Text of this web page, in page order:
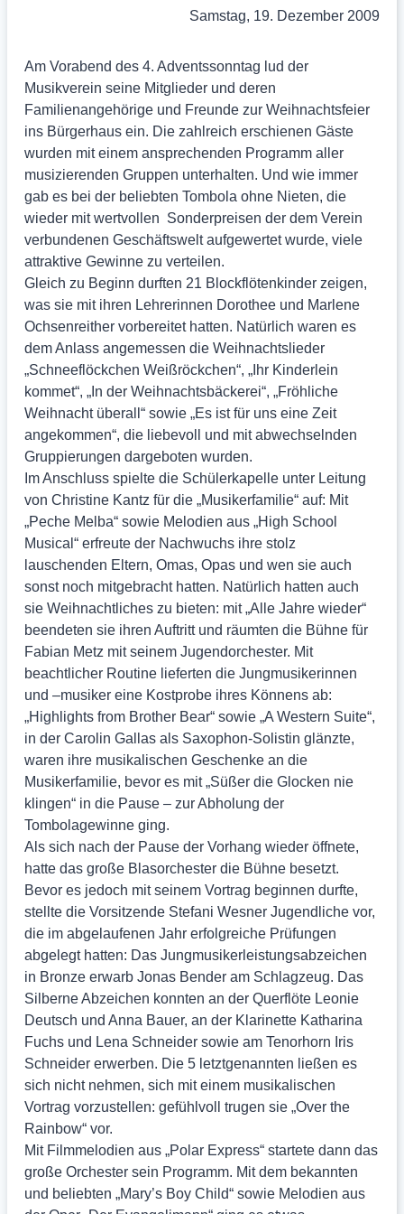
Samstag, 19. Dezember 2009
Am Vorabend des 4. Adventssonntag lud der
Musikverein seine Mitglieder und deren
Familienangehörige und Freunde zur Weihnachtsfeier
ins Bürgerhaus ein. Die zahlreich erschienen Gäste
wurden mit einem ansprechenden Programm aller
musizierenden Gruppen unterhalten. Und wie immer
gab es bei der beliebten Tombola ohne Nieten, die
wieder mit wertvollen Sonderpreisen der dem Verein
verbundenen Geschäftswelt aufgewertet wurde, viele
attraktive Gewinne zu verteilen.
Gleich zu Beginn durften 21 Blockflötenkinder zeigen,
was sie mit ihren Lehrerinnen Dorothee und Marlene
Ochsenreither vorbereitet hatten. Natürlich waren es
dem Anlass angemessen die Weihnachtslieder
„Schneeflöckchen Weißröckchen“, „Ihr Kinderlein
kommet“, „In der Weihnachtsbäckerei“, „Fröhliche
Weihnacht überall“ sowie „Es ist für uns eine Zeit
angekommen“, die liebevoll und mit abwechselnden
Gruppierungen dargeboten wurden.
Im Anschluss spielte die Schülerkapelle unter Leitung
von Christine Kantz für die „Musikerfamilie“ auf: Mit
„Peche Melba“ sowie Melodien aus „High School
Musical“ erfreute der Nachwuchs ihre stolz
lauschenden Eltern, Omas, Opas und wen sie auch
sonst noch mitgebracht hatten. Natürlich hatten auch
sie Weihnachtliches zu bieten: mit „Alle Jahre wieder“
beendeten sie ihren Auftritt und räumten die Bühne für
Fabian Metz mit seinem Jugendorchester. Mit
beachtlicher Routine lieferten die Jungmusikerinnen
und –musiker eine Kostprobe ihres Könnens ab:
„Highlights from Brother Bear“ sowie „A Western Suite“,
in der Carolin Gallas als Saxophon-Solistin glänzte,
waren ihre musikalischen Geschenke an die
Musikerfamilie, bevor es mit „Süßer die Glocken nie
klingen“ in die Pause – zur Abholung der
Tombolagewinne ging.
Als sich nach der Pause der Vorhang wieder öffnete,
hatte das große Blasorchester die Bühne besetzt.
Bevor es jedoch mit seinem Vortrag beginnen durfte,
stellte die Vorsitzende Stefani Wesner Jugendliche vor,
die im abgelaufenen Jahr erfolgreiche Prüfungen
abgelegt hatten: Das Jungmusikerleistungsabzeichen
in Bronze erwarb Jonas Bender am Schlagzeug. Das
Silberne Abzeichen konnten an der Querflöte Leonie
Deutsch und Anna Bauer, an der Klarinette Katharina
Fuchs und Lena Schneider sowie am Tenorhorn Iris
Schneider erwerben. Die 5 letztgenannten ließen es
sich nicht nehmen, sich mit einem musikalischen
Vortrag vorzustellen: gefühlvoll trugen sie „Over the
Rainbow“ vor.
Mit Filmmelodien aus „Polar Express“ startete dann das
große Orchester sein Programm. Mit dem bekannten
und beliebten „Mary’s Boy Child“ sowie Melodien aus